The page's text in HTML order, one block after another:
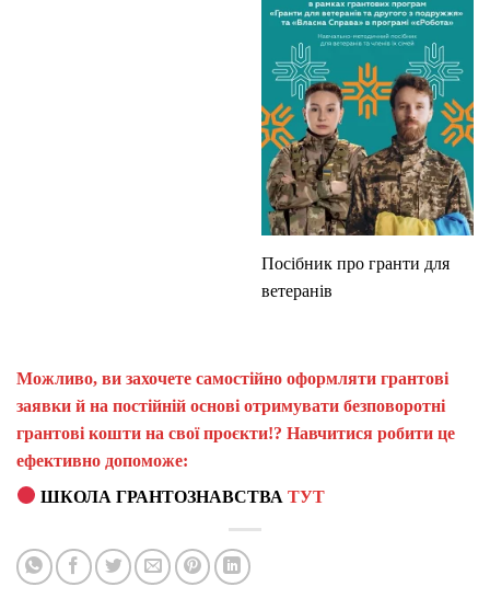
Посібник про гранти для
ветеранів
Можливо, ви захочете самостійно оформляти грантові
заявки й на постійній основі отримувати безповоротні
грантові кошти на свої проєкти!? Навчитися робити це
ефективно допоможе:
ШКОЛА ГРАНТОЗНАВСТВАТУТ